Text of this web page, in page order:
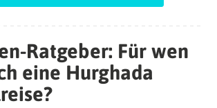
Ratgeber: Für wen
eine Hurghada